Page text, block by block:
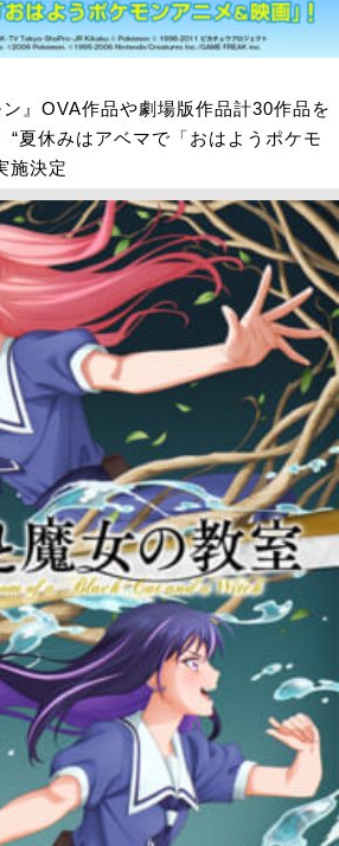
ン』OVA作品や劇場版作品計30作品を
“夏休みはアベマで「おはようポケモ
施決定